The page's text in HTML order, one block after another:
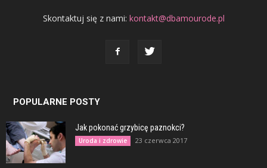
Skontaktuj się z nami: kontakt@dbamourode.pl
POPULARNE POSTY
Jak pokonać grzybicę paznokci?
Uroda i zdrowie 23 czerwca 2017